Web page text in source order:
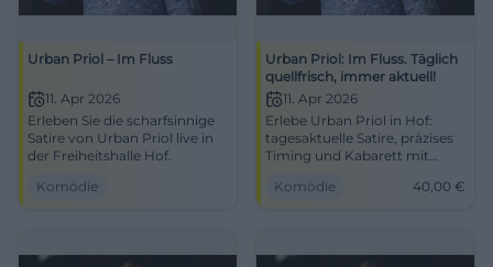
Urban Priol – Im Fluss
11. Apr 2026
Erleben Sie die scharfsinnige
Satire von Urban Priol live in
der Freiheitshalle Hof.
Komödie
Urban Priol: Im Fluss. Täglich
quellfrisch, immer aktuell!
11. Apr 2026
Erlebe Urban Priol in Hof:
tagesaktuelle Satire, präzises
Timing und Kabarett mit
Freiheitshalle. Sichere dir
Komödie 40,00 €